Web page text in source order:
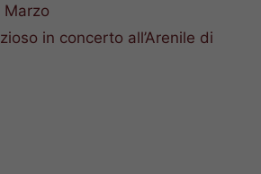
Marzo
in concerto all’Arenile di